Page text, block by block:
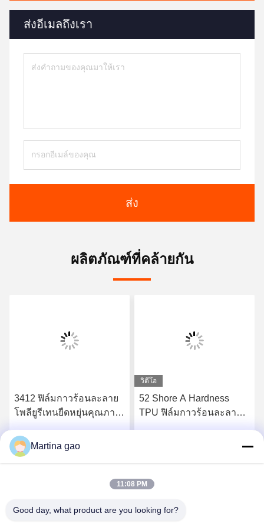
ส่งอีเมลถึงเรา
ส่ง
ผลิตภัณฑ์ที่คล้ายกัน
3412 ฟิล์มกาวร้อนละลาย
โพลียูรีเทนยืดหยุ่นคุณภาพ
วิดีโอ
52 Shore A Hardness
TPU ฟิล์มกาวร้อนละลาย
Martina gao
11:08 PM
Good day, what product are you looking for?